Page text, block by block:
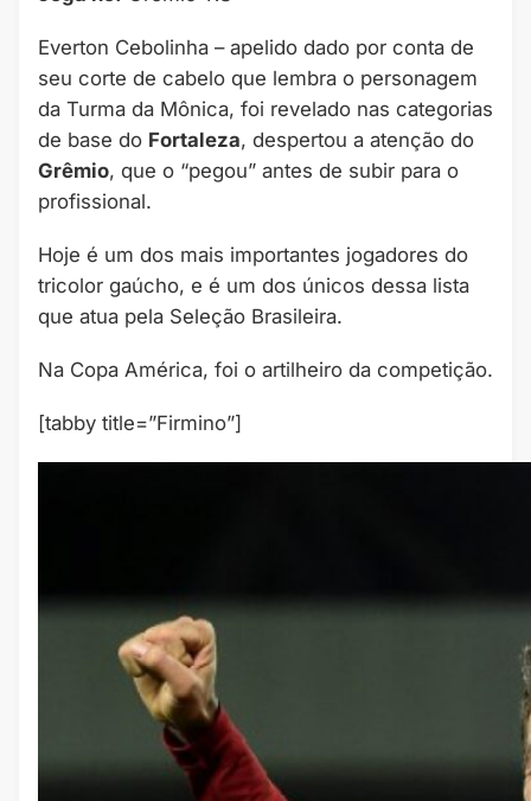
Everton Cebolinha – apelido dado por conta de
seu corte de cabelo que lembra o personagem
da Turma da Mônica, foi revelado nas categorias
de base do Fortaleza, despertou a atenção do
Grêmio, que o “pegou” antes de subir para o
profissional.
Hoje é um dos mais importantes jogadores do
tricolor gaúcho, e é um dos únicos dessa lista
que atua pela Seleção Brasileira.
Na Copa América, foi o artilheiro da competição.
[tabby title=”Firmino”]